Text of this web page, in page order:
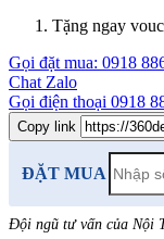
Tặng ngay
Gọi đặt mua: 0918
Chat Zalo
Gọi điện thoại 0918
Copy link
ĐẶT MUA
Đội ngũ tư vấn của Nội